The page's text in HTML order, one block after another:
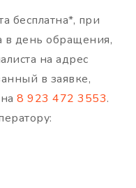
бесплатна*, при
в день обращения,
на адрес
в заявке,
8 923 472 3553.